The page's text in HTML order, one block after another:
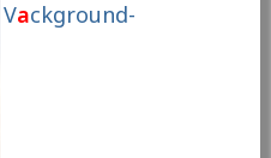
Vackground-